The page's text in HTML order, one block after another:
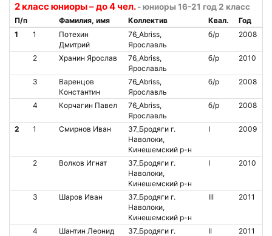
2 класс юниоры – до 4 чел. - юниоры 16-21 год 2 класс
П/п Фамилия, имя Коллектив Квал.
Год
1
1
Потехин
Дмитрий
76_Abriss,
Ярославль
б/р 2008
2 Хранин Ярослав
76_Abriss,
Ярославль
б/р 2010
3
Варенцов
Константин
76_Abriss,
Ярославль
б/р 2008
4 Корчагин Павел
76_Abriss,
Ярославль
б/р 2008
2 1 Смирнов Иван
37_Бродяги г.
Наволоки,
Кинешемский р-н
I 2009
2 Волков Игнат
37_Бродяги г.
Наволоки,
Кинешемский р-н
I 2010
3 Шаров Иван
37_Бродяги г.
Наволоки,
Кинешемский р-н
III 2011
4 Шантин Леонид
37_Бродяги г.
II 2011